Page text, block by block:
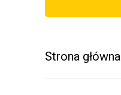
Strona główna